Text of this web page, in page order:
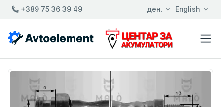
+389 75 36 39 49 ден. English